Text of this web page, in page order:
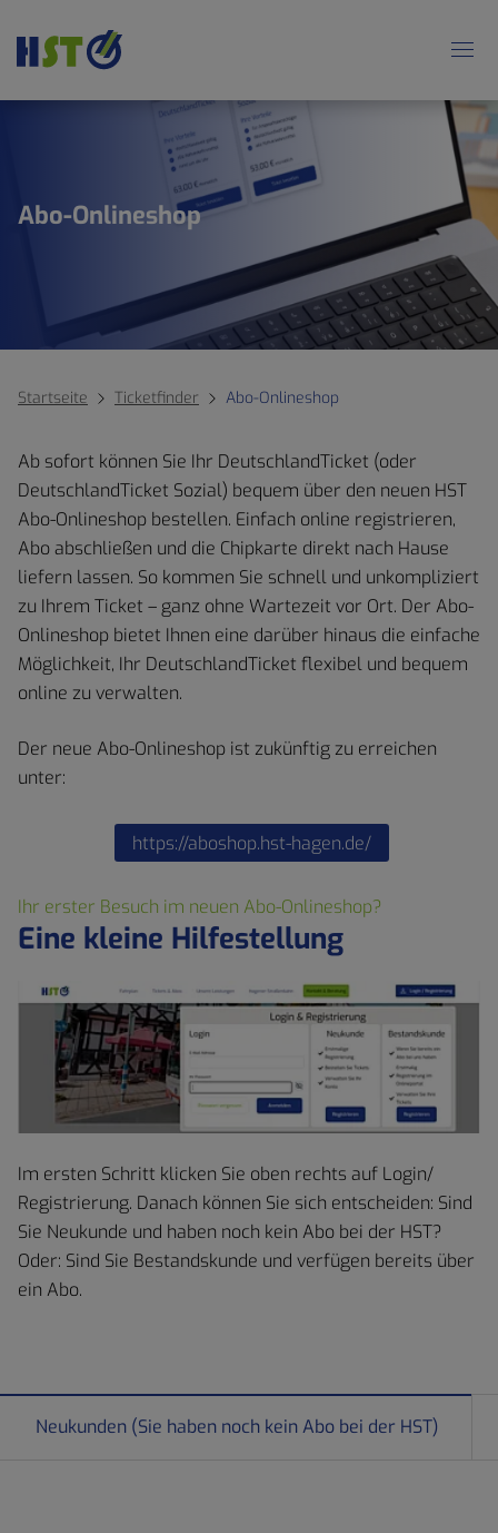
Abo-Onlineshop
Startseite Ticketfinder Abo-Onlineshop
Ab sofort können Sie Ihr DeutschlandTicket (oder
DeutschlandTicket Sozial) bequem über den neuen HST
Abo-Onlineshop bestellen. Einfach online registrieren,
Abo abschließen und die Chipkarte direkt nach Hause
liefern lassen. So kommen Sie schnell und unkompliziert
zu Ihrem Ticket – ganz ohne Wartezeit vor Ort. Der Abo-
Onlineshop bietet Ihnen eine darüber hinaus die einfache
Möglichkeit, Ihr DeutschlandTicket flexibel und bequem
online zu verwalten.
Der neue Abo-Onlineshop ist zukünftig zu erreichen
unter:
https://aboshop.hst-hagen.de/
Ihr erster Besuch im neuen Abo-Onlineshop?
Eine kleine Hilfestellung
Im ersten Schritt klicken Sie oben rechts auf Login/
Registrierung. Danach können Sie sich entscheiden: Sind
Sie Neukunde und haben noch kein Abo bei der HST?
Oder: Sind Sie Bestandskunde und verfügen bereits über
ein Abo.
Neukunden (Sie haben noch kein Abo bei der HST)